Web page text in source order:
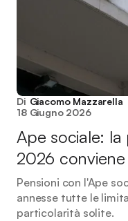
Di Giacomo Mazzarella
18 Giugno 2026
Ape sociale:
2026
Pensioni con l'Ape
annesse tutte le
particolarità solite.